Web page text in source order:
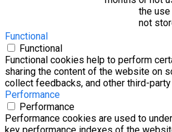
the
not
Functional
Functional
Functional cookies help to perform
sharing the content of the website on
collect feedbacks, and other third-
Performance
Performance
Performance cookies are used to
key performance indexes of the